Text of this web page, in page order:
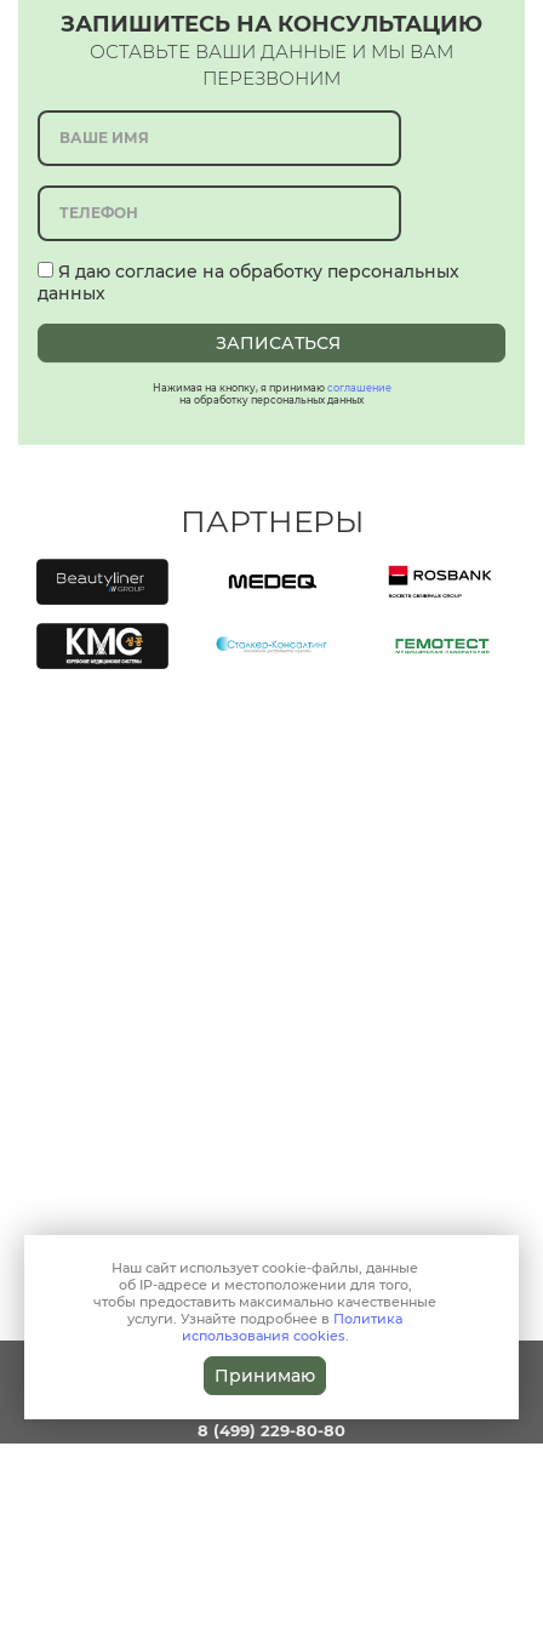
ЗАПИШИТЕСЬ НА КОНСУЛЬТАЦИЮ
ОСТАВЬТЕ ВАШИ ДАННЫЕ И МЫ ВАМ
ПЕРЕЗВОНИМ
Я даю согласие на обработку персональных
данных
ЗАПИСАТЬСЯ
Нажимая на кнопку, я принимаю соглашение
на обработку персональных данных
ПАРТНЕРЫ
reception@clinic-harmony.ru
8 (499) 229-80-80
Наш сайт используетcookie-файлы, данные
об IP-адресеи местоположении для того,
чтобы предоставить максимально качественные
услуги. Узнайте подробнее в Политика
использования cookies.
Принимаю